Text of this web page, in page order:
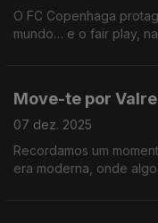
O FC Copenhaga
mundo… e o fair play,
Move-te por
07 dez. 2025
Recordamos um
era moderna, onde